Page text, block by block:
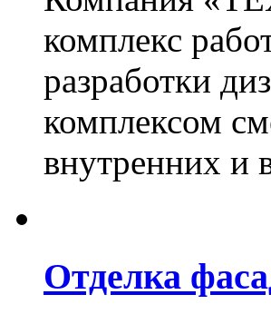
комплекс
разработки
комплексом
внутренних и
Отделка